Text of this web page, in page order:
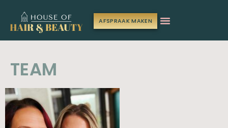
AFSPRAAK MAKEN
TEAM